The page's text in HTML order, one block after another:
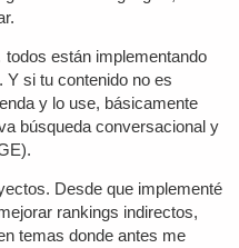
están implementando
Y si tu contenido no es
y lo use, básicamente
búsqueda conversacional y
.
Desde que implementé
rankings indirectos,
temas donde antes me